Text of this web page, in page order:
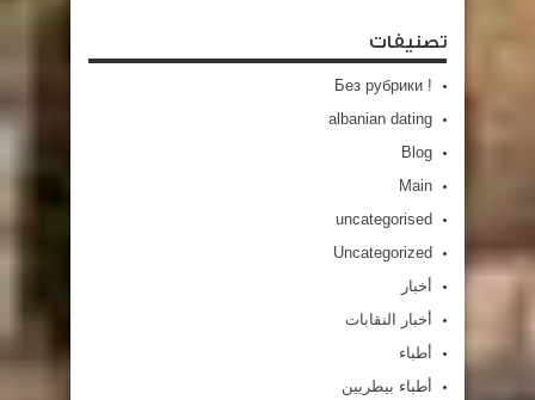
تصنيفات
! Без рубрики
albanian dating
Blog
Main
uncategorised
Uncategorized
أخبار
أخبار النقابات
أطباء
أطباء بيطريين